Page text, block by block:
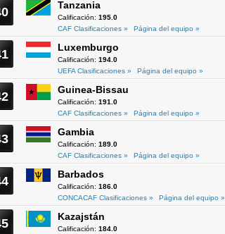
Tanzania
Calificación: 195.0
CAF Clasificaciones »
Página del equipo »
Luxemburgo
Calificación: 194.0
UEFA Clasificaciones »
Página del equipo »
Guinea-Bissau
Calificación: 191.0
CAF Clasificaciones »
Página del equipo »
Gambia
Calificación: 189.0
CAF Clasificaciones »
Página del equipo »
Barbados
Calificación: 186.0
CONCACAF Clasificaciones »
Página del equipo »
Kazajstán
Calificación: 184.0